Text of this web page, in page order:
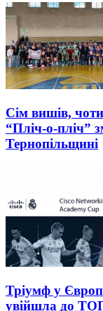
Сім вишів,
“Пліч-о-пліч”
Тернопільщині
Тріумф у
увійшла до